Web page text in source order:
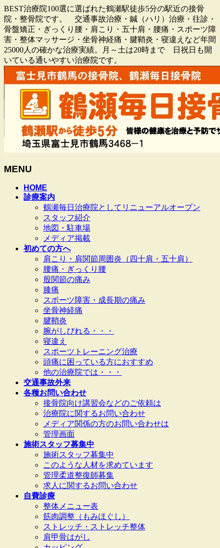
BEST治療院100選に選ばれた鶴瀬駅徒歩5分の駅近の接骨
院・整骨院です。 交通事故治療・鍼（ハリ）治療・往診・
骨盤矯正・ぎっくり腰・肩こり・五十肩・腰痛・スポーツ障
害・整体マッサージ・坐骨神経痛・腱鞘炎・寝違えなど年間
25000人の確かな治療実績。月～土は20時まで 日祝日も開
いている通いやすい治療院です。
MENU
HOME
診療案内
鶴瀬毎日治療院としてリニューアルオープン
スタッフ紹介
地図・駐車場
メディア掲載
初めての方へ
肩こり・肩関節周囲炎（四十肩・五十肩）
腰痛・ぎっくり腰
股関節の痛み
膝痛
スポーツ障害・成長期の痛み
坐骨神経痛
腱鞘炎
腕がしびれる・・・
寝違え
スポーツトレーニング治療
頭痛に困っている方におすすめ
他の治療院では・・・
交通事故外来
各種お問い合わせ
接骨院向け講習会などのご依頼は
治療院に関するお問い合わせ
メディア関係の方のお問い合わせは
管理画面
施術スタッフ募集中
施術スタッフ募集中
このような人材を求めています
管理柔道整復師募集
求人に関するお問い合わせ
自費診療
整体メニュー表
筋肉調整（もみほぐし）
ストレッチ・ストレッチ整体
肩甲骨はがし